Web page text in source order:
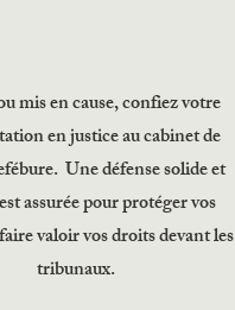
mis en cause, confiez votre
en justice au cabinet de
Une défense solide et
assurée pour protéger vos
valoir vos droits devant les
tribunaux.